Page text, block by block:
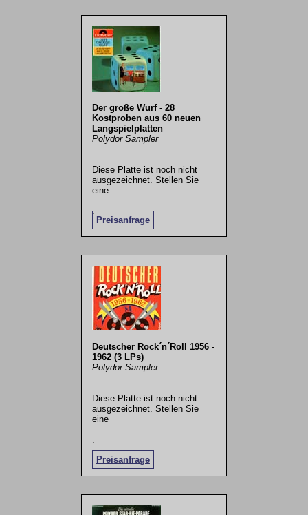
Der große Wurf - 28
Kostproben aus 60 neuen
Langspielplatten
Polydor Sampler
Diese Platte ist noch nicht
ausgezeichnet. Stellen Sie
eine
Preisanfrage
.
Deutscher Rock´n´Roll 1956 -
1962 (3 LPs)
Polydor Sampler
Diese Platte ist noch nicht
ausgezeichnet. Stellen Sie
eine
Preisanfrage